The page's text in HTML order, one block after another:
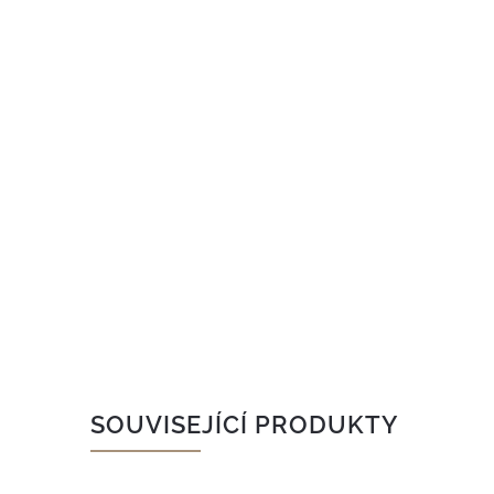
SOUVISEJÍCÍ PRODUKTY